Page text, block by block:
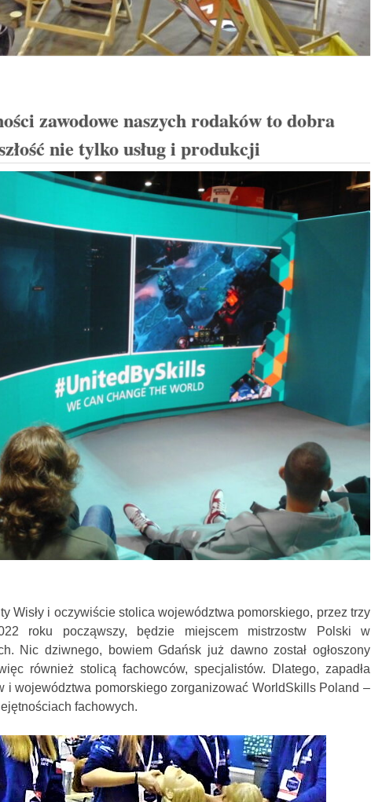
zawodowe naszych rodaków to dobra
nie tylko usług i produkcji
Wisły i oczywiście stolica województwa pomorskiego, przez trzy
roku począwszy, będzie miejscem mistrzostw Polski w
Nic dziwnego, bowiem Gdańsk już dawno został ogłoszony
również stolicą fachowców, specjalistów. Dlatego, zapadła
i województwa pomorskiego zorganizować WorldSkills Poland –
fachowych.